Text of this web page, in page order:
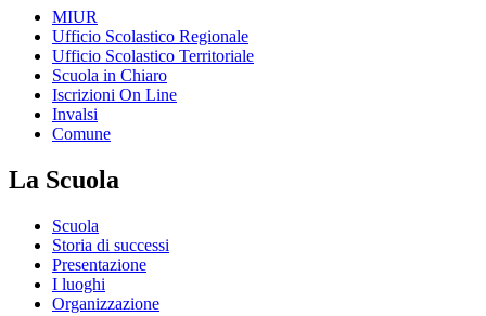
MIUR
Ufficio Scolastico Regionale
Ufficio Scolastico Territoriale
Scuola in Chiaro
Iscrizioni On Line
Invalsi
Comune
La Scuola
Scuola
Storia di successi
Presentazione
I luoghi
Organizzazione